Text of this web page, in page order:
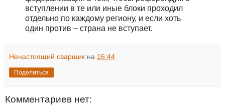
вступлении в те или иные блоки проходил
отдельно по каждому региону, и если хоть
один против – страна не вступает.
Ненастоящий сварщик на 16:44
Поделиться
Комментариев нет: